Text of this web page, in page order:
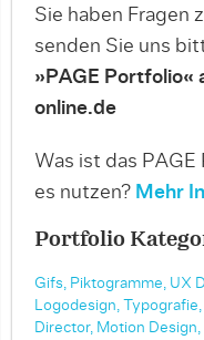
Sie haben Fragen
senden Sie uns
»PAGE Portfolio«
online.de
Was ist das
es nutzen? Mehr
Portfolio
Gifs, Piktogramme, UX
Logodesign,
Typografie,
Director, Motion Design,